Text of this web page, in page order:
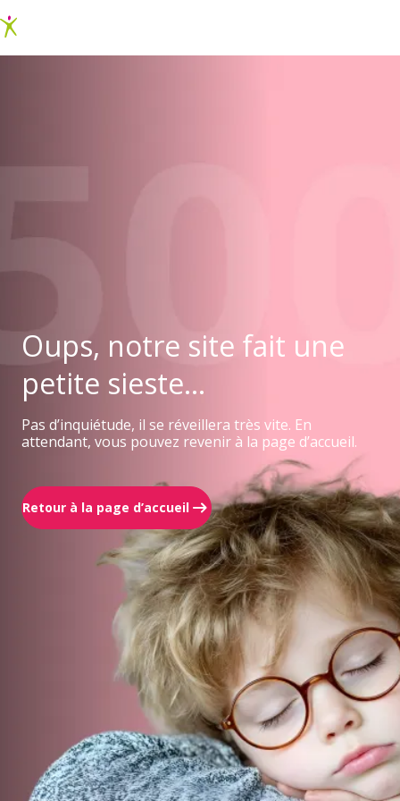
Oups, notre site fait une
petite sieste...
Pas d’inquiétude, il se réveillera très vite. En
attendant, vous pouvez revenir à la page d’accueil.
Retour à la page d’accueil